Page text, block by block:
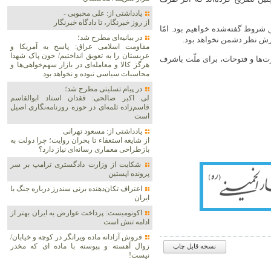
شروط گفته‌شده خواهیم بود. امّا
نظر دشمن نخواهد بود.
و فتوحات، برای ملّت باشرف
نسخه قابل چاپ
یادداشتی از: علی محبوبی -
از روز خبرنگار، تا دادگاه خبرنگار
در بیانیه‌ای مطرح شد؛
مقاومت اسلامی عراق: پاسخ به آمریکا و
عربستان را به تعویق انداختیم/ خون پاک شهدا
هرگز کالا و معامله‌ای در بازار سهم‌خواهی‌ها و
محاسبات سیاسی نبوده و نخواهد بود
در پیام تسلیتی مطرح شد؛
لی اکبر صالحی: فقدان استاد ابوالقاسم
قاسم‌زاده ثلمه‌ای در حوزه روزنامه‌نگاری اصیل
است
یادداشتی از: مسعود تهرانی
از شایعه استعفاء تا بحران روایت؛ چرا دولت به
بازطراحی معماری رسانه‌ای نیاز دارد؟
شکایت از وزارت دادگستری ترامپ بر سر
پرونده اپستین
اعتراف تکان‌دهنده برنی سندرز درباره جنگ با
ایران
اکونومیست: پرداخت عوارض به ایران بهتر از
ادامه تنش است
فروش آزادانه ماده ویرانگر در کوچه و خیابان/
زوال آهسته و پیوسته با ماده ای که مخدر
نیست!